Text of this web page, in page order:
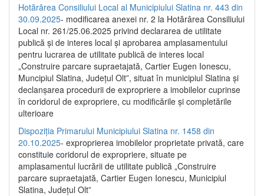
Hotărârea Consiliului Local al Municipiului Slatina nr. 443 din
30.09.2025- modificarea anexei nr. 2 la Hotărârea Consiliului
Local nr. 261/25.06.2025 privind declararea de utilitate
publică şi de interes local şi aprobarea amplasamentului
pentru lucrarea de utilitate publică de interes local
„Construire parcare supraetajată, Cartier Eugen Ionescu,
Muncipiul Slatina, Judeţul Olt”, situat în municipiul Slatina şi
declanşarea procedurii de expropriere a imobilelor cuprinse
în coridorul de expropriere, cu modificările şi completările
ulterioare
Dispoziția Primarului Municipiului Slatina nr. 1458 din
20.10.2025- exproprierea imobilelor proprietate privată, care
constituie coridorul de expropriere, situate pe
amplasamentul lucrării de utilitate publică „Construire
parcare supraetajată, Cartier Eugen Ionescu, Municipiul
Slatina, Județul Olt”